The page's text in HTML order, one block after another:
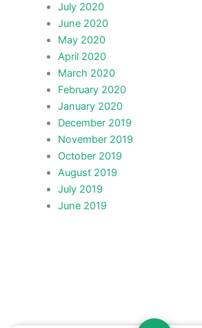
July 2020
June 2020
May 2020
April 2020
March 2020
February 2020
January 2020
December 2019
November 2019
October 2019
August 2019
July 2019
June 2019